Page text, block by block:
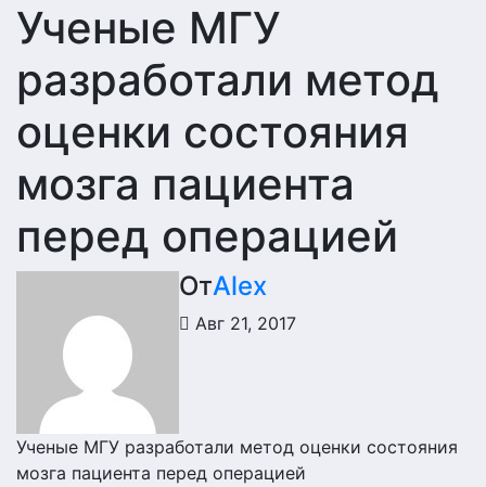
Ученые МГУ
разработали метод
оценки состояния
мозга пациента
перед операцией
ОтAlex
Авг 21, 2017
Ученые МГУ разработали метод оценки состояния
мозга пациента перед операцией